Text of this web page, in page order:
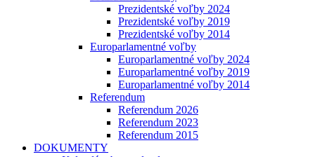
Prezidentské voľby 2024
Prezidentské voľby 2019
Prezidentské voľby 2014
Europarlamentné voľby
Europarlamentné voľby 2024
Europarlamentné voľby 2019
Europarlamentné voľby 2014
Referendum
Referendum 2026
Referendum 2023
Referendum 2015
DOKUMENTY